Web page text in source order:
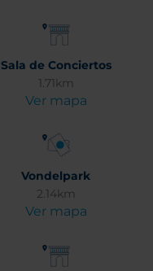
Sala de Conciertos
1.71km
Ver mapa
Vondelpark
2.14km
Ver mapa